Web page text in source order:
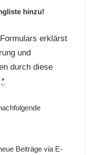
hinzu!
erklärst
und
durch diese
*
Beiträge via E-